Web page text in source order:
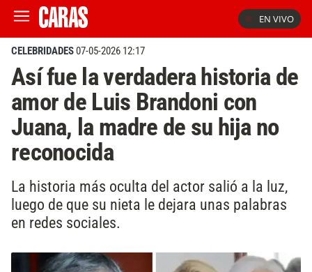
EN VIVO
CELEBRIDADES07-05-2026 12:17
Así fue la verdadera historia de
amor de Luis Brandoni con
Juana, la madre de su hija no
reconocida
La historia más oculta del actor salió a la luz,
luego de que su nieta le dejara unas palabras
en redes sociales.